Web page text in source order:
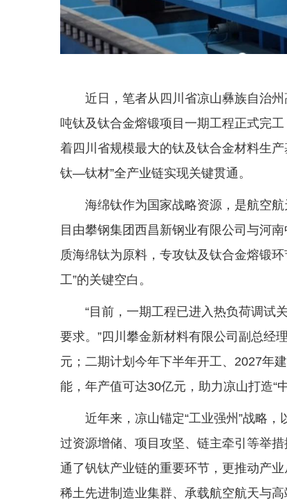
近日，笔者从四川省凉山彝族自治
吨钛及钛合金熔锻项目一期工程正式完
着四川省规模最大的钛及钛合金材料生
钛—钛材”全产业链实现关键贯通。
海绵钛作为国家战略资源，是航空
目由攀钢集团西昌新钢业有限公司与河
质海绵钛为原料，专攻钛及钛合金熔锻
工”的关键空白。
“目前，一期工程已进入热负荷调试
要求。”四川攀金新材料有限公司副总经
元；二期计划今年下半年开工、2027年
能，年产值可达30亿元，助力凉山打造“
近年来，凉山锚定“工业强州”战略
过资源增储、项目攻坚、链主牵引等举
通了钒钛产业链的重要环节，更推动产
稀土先进制造业集群、承载航空航天与